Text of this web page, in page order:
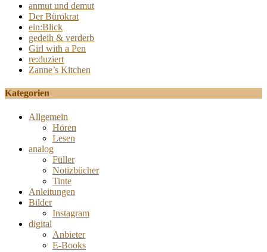
anmut und demut
Der Bürokrat
ein:Blick
gedeih & verderb
Girl with a Pen
re:duziert
Zanne’s Kitchen
Kategorien
Allgemein
Hören
Lesen
analog
Füller
Notizbücher
Tinte
Anleitungen
Bilder
Instagram
digital
Anbieter
E-Books